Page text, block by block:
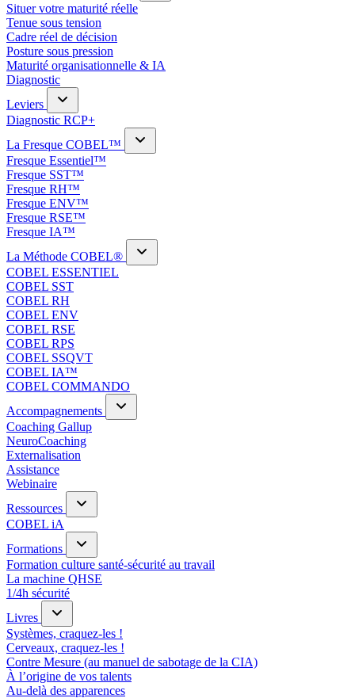
Situer votre maturité réelle
Tenue sous tension
Cadre réel de décision
Posture sous pression
Maturité organisationnelle & IA
Diagnostic
Leviers
Diagnostic RCP+
La Fresque COBEL™
Fresque Essentiel™
Fresque SST™
Fresque RH™
Fresque ENV™
Fresque RSE™
Fresque IA™
La Méthode COBEL®
COBEL ESSENTIEL
COBEL SST
COBEL RH
COBEL ENV
COBEL RSE
COBEL RPS
COBEL SSQVT
COBEL IA™
COBEL COMMANDO
Accompagnements
Coaching Gallup
NeuroCoaching
Externalisation
Assistance
Webinaire
Ressources
COBEL iA
Formations
Formation culture santé-sécurité au travail
La machine QHSE
1/4h sécurité
Livres
Systèmes, craquez-les !
Cerveaux, craquez-les !
Contre Mesure (au manuel de sabotage de la CIA)
À l’origine de vos talents
Au-delà des apparences